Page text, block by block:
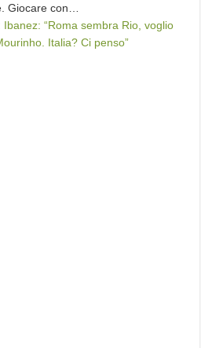
Giocare con…
Ibanez: “Roma sembra Rio, voglio
Italia? Ci penso”